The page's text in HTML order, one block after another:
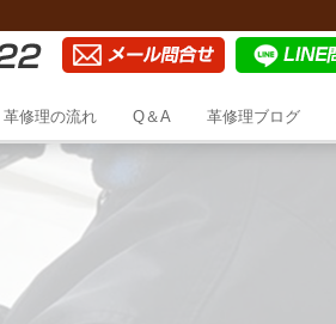
革修理の流れ Q＆A 革修理ブログ